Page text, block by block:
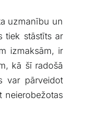
uzmanību ⁣un‌
tiek ‍stāstīts ar⁣
izmaksām, ir
kā šī radošā
var pārveidot
neierobežotas⁤